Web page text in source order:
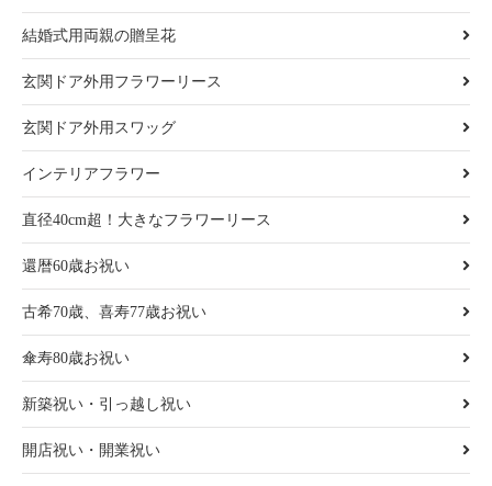
結婚式用両親の贈呈花
玄関ドア外用フラワーリース
玄関ドア外用スワッグ
インテリアフラワー
直径40cm超！大きなフラワーリース
還暦60歳お祝い
古希70歳、喜寿77歳お祝い
傘寿80歳お祝い
新築祝い・引っ越し祝い
開店祝い・開業祝い